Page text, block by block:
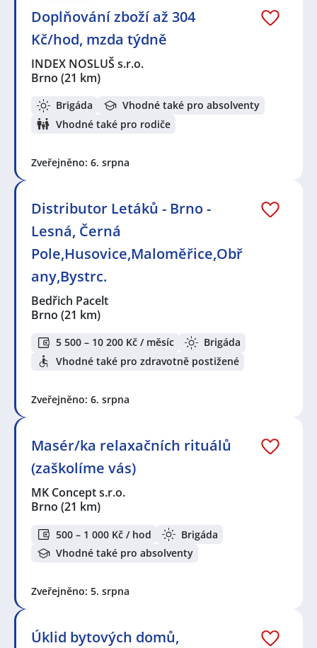
Doplňování zboží až 304
Kč/hod, mzda týdně
INDEX NOSLUŠ s.r.o.
Brno (21 km)
Brigáda
Vhodné také pro absolventy
Vhodné také pro rodiče
Zveřejněno: 6. srpna
Distributor Letáků - Brno -
Lesná, Černá
Pole,Husovice,Maloměřice,Obř
any,Bystrc.
Bedřich Pacelt
Brno (21 km)
5 500 – 10 200 Kč / měsíc
Brigáda
Vhodné také pro zdravotně postižené
Zveřejněno: 6. srpna
Masér/ka relaxačních rituálů
(zaškolíme vás)
MK Concept s.r.o.
Brno (21 km)
500 – 1 000 Kč / hod
Brigáda
Vhodné také pro absolventy
Zveřejněno: 5. srpna
Úklid bytových domů,